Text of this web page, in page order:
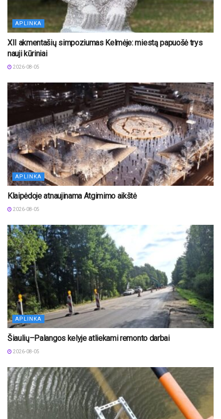
APLINKA
XII akmentašių simpoziumas Kelmėje: miestą papuošė trys
nauji kūriniai
2026-08-05
APLINKA
Klaipėdoje atnaujinama Atgimimo aikštė
2026-08-05
APLINKA
Šiaulių–Palangos kelyje atliekami remonto darbai
2026-08-05